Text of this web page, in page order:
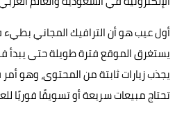
أول عيب هو أن الترافيك المجاني بطيء
يستغرق الموقع فترة طويلة حتى
يجذب زيارات ثابتة من المحتوى، وهو أمر
تحتاج مبيعات سريعة أو تسويقًا فوريًا